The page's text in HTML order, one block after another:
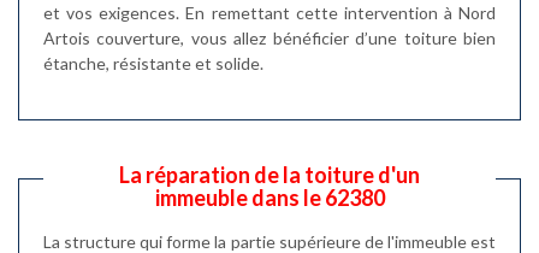
et vos exigences. En remettant cette intervention à Nord
Artois couverture, vous allez bénéficier d’une toiture bien
étanche, résistante et solide.
La réparation de la toiture d'un
immeuble dans le 62380
La structure qui forme la partie supérieure de l'immeuble est